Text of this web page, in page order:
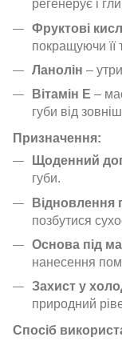
регенерує і
Фруктові
покращуючи її
Ланолін –
Вітамін Е –
губи від
Призначення:
Щоденний
губи.
Відновлення
позбутися
Основа під
нанесення
Захист у
природний
Спосіб